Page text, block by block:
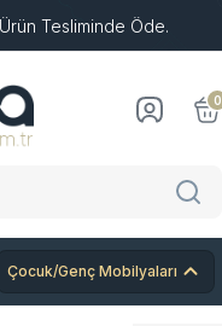
Ürün Tesliminde Öde.
0
Çocuk/Genç Mobilyaları